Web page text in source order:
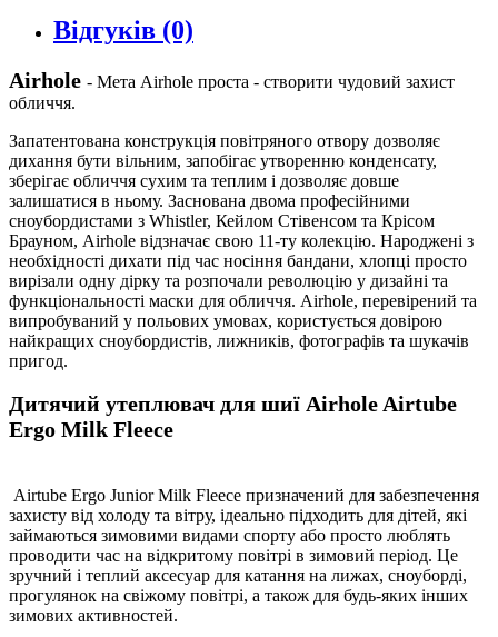
Відгуків (0)
Airhole - Мета Airhole проста - створити чудовий захист
обличчя.
Запатентована конструкція повітряного отвору дозволяє
дихання бути вільним, запобігає утворенню конденсату,
зберігає обличчя сухим та теплим і дозволяє довше
залишатися в ньому. Заснована двома професійними
сноубордистами з Whistler, Кейлом Стівенсом та Крісом
Брауном, Airhole відзначає свою 11-ту колекцію. Народжені з
необхідності дихати під час носіння бандани, хлопці просто
вирізали одну дірку та розпочали революцію у дизайні та
функціональності маски для обличчя. Airhole, перевірений та
випробуваний у польових умовах, користується довірою
найкращих сноубордистів, лижників, фотографів та шукачів
пригод.
Дитячий утеплювач для шиї Airhole Airtube
Ergo Milk Fleece
Airtube Ergo Junior Milk Fleece призначений для забезпечення
захисту від холоду та вітру, ідеально підходить для дітей, які
займаються зимовими видами спорту або просто люблять
проводити час на відкритому повітрі в зимовий період. Це
зручний і теплий аксесуар для катання на лижах, сноуборді,
прогулянок на свіжому повітрі, а також для будь-яких інших
зимових активностей.